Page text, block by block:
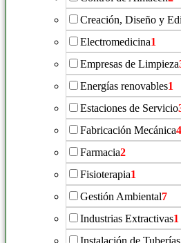
Creación, Diseño y
Electromedicina1
Empresas de Limpieza
Energías renovables1
Estaciones de Servicio
Fabricación Mecánica4
Farmacia2
Fisioterapia1
Gestión Ambiental7
Industrias Extractivas1
Instalación de Tuberías